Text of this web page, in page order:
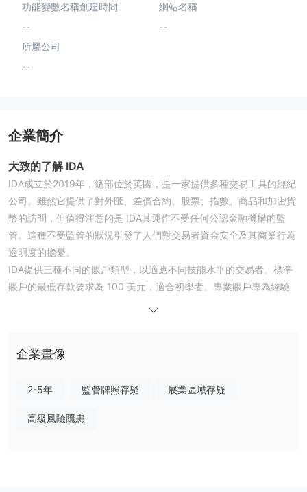
功能變數名稱創建時間
--
網站名稱
--
所屬公司
--
企業簡介
大致的了解 IDA
IDA成立於2019年，總部位於英國，是一家提供多種交易工具的經紀
公司。雖然它提供了對外匯、差價合約、股票、指數、商品和加密貨
幣的訪問，但值得注意的是 IDA其運作不受任何公認金融機構的監
管。這種不受監管的狀況引發了人們對交易者資金安全及其商業行為
透明度的擔憂。
IDA提供三種不同的賬戶類型，以適應不同技能水平的交易者。標準
賬戶的最低存款要求為 100 美元，適合初學者。專業賬戶專為經驗
儘管 IDA通過其平台為交易者提供必要的交易工具，包括 IDA網絡交
應權衡潛在的好處和缺乏監管的情況，這可能會限制出現爭議或問題
行交易的人來說，盡職調查至關重要 IDA。
企業畫像
2-5年 監管牌照存疑 展業區域存疑
高級風險隱患